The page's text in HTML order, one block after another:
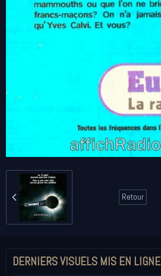
Retour
DERNIERS VISUELS MIS EN LIGNE